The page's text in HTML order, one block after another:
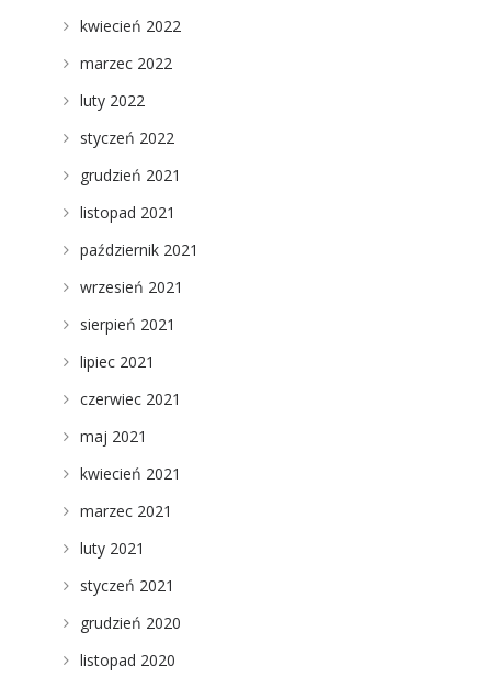
kwiecień 2022
marzec 2022
luty 2022
styczeń 2022
grudzień 2021
listopad 2021
październik 2021
wrzesień 2021
sierpień 2021
lipiec 2021
czerwiec 2021
maj 2021
kwiecień 2021
marzec 2021
luty 2021
styczeń 2021
grudzień 2020
listopad 2020